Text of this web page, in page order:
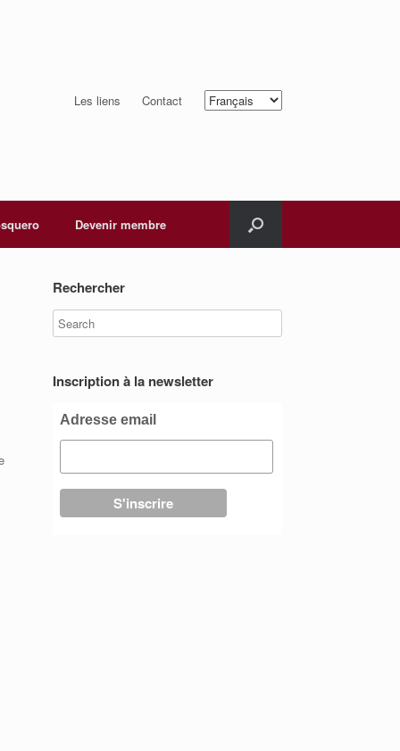
Les liens Contact
Choisir
une
Devenir membre
Rechercher
Inscription à la newsletter
Adresse email